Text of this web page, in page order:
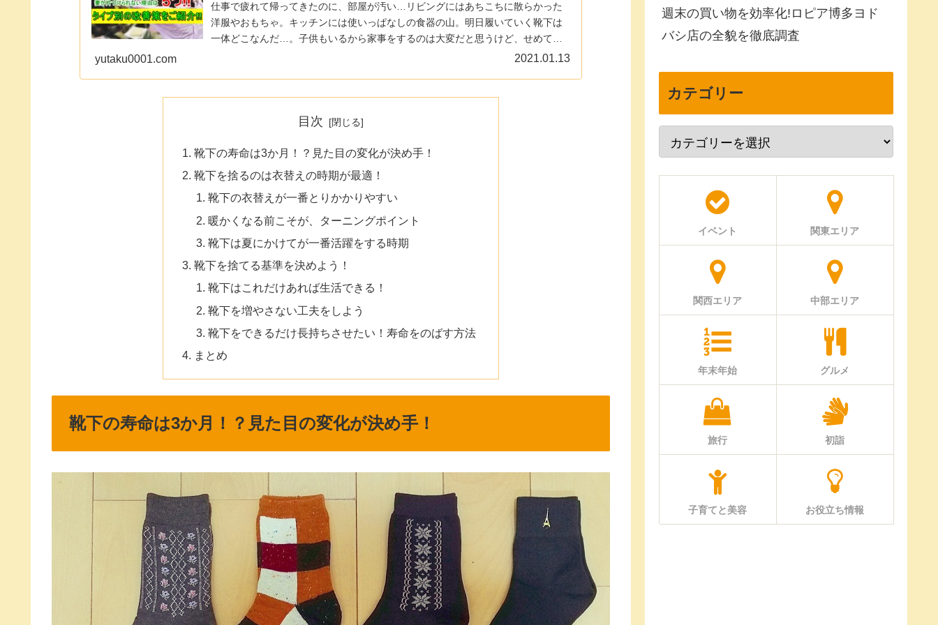
仕事で疲れて帰ってきたのに、部屋が汚い…リビングにはあちこちに散らかった
洋服やおもちゃ。キッチンには使いっぱなしの食器の山。明日履いていく靴下は
一体どこなんだ…。子供もいるから家事をするのは大変だと思うけど、せめても
yutaku0001.com 2021.01.13
目次
靴下の寿命は3か月！？見た目の変化が決め手！
靴下を捨るのは衣替えの時期が最適！
靴下の衣替えが一番とりかかりやすい
暖かくなる前こそが、ターニングポイント
靴下は夏にかけてが一番活躍をする時期
靴下を捨てる基準を決めよう！
靴下はこれだけあれば生活できる！
靴下を増やさない工夫をしよう
靴下をできるだけ長持ちさせたい！寿命をのばす方法
まとめ
靴下の寿命は3か月！？見た目の変化が決め手！
週末の買い物を効率化!ロピア博多ヨド
バシ店の全貌を徹底調査
カテゴリー
イベント 関東エリア
関西エリア 中部エリア
年末年始 グルメ
旅行 初詣
子育てと美容 お役立ち情報